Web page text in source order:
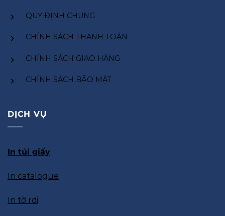
QUY ĐỊNH CHUNG
CHÍNH SÁCH THANH TOÁN
CHÍNH SÁCH GIAO HÀNG
CHÍNH SÁCH BẢO MẬT
DỊCH VỤ
In túi giấy
In catalogue
In tờ rơi